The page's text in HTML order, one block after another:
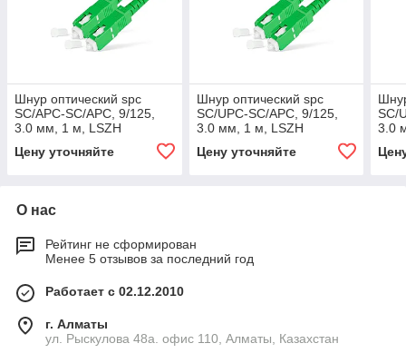
Шнур оптический spc
SC/APC-SC/APC, 9/125,
3.0 мм, 1 м, LSZH
Цену уточняйте
Шнур оптический spc
SC/UPC-SC/APC, 9/125,
3.0 мм, 1 м, LSZH
Цену уточняйте
SC/
3.0
О нас
Рейтинг не сформирован
Менее 5 отзывов за последний год
Работает с 02.12.2010
г. Алматы
ул. Рыскулова 48а. офис 110, Алматы, Казахстан